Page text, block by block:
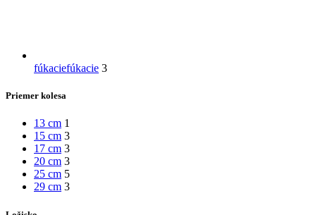
fúkaciefúkacie 3
Priemer kolesa
13 cm 1
15 cm 3
17 cm 3
20 cm 3
25 cm 5
29 cm 3